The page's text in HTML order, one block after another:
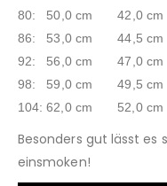
80: 50,0 cm 42,0 cm
86: 53,0 cm 44,5 cm
92: 56,0 cm 47,0 cm
98: 59,0 cm 49,5 cm
104: 62,0 cm 52,0 cm
Besonders gut lässt es
einsmoken!